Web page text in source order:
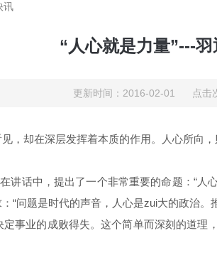
讯
“人心就是力量”---
更新时间：2016-02-01 点击
，却在深层发挥着本质的作用。人心所向
话中，提出了一个非常重要的命题：“人
“问题是时代的声音，人心是zui大的政治
业的成败得失。这个简单而深刻的道理